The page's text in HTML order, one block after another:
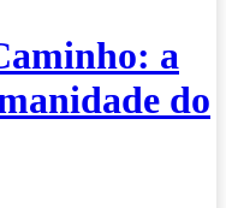
a
do